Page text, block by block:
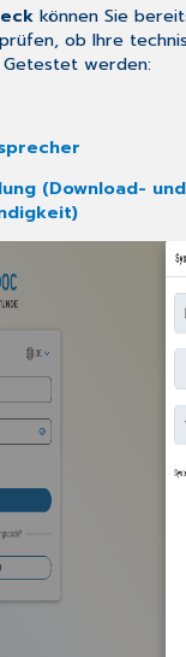
Audioausgabe:
können Sie
ob Ihre
werden:
(Download- und